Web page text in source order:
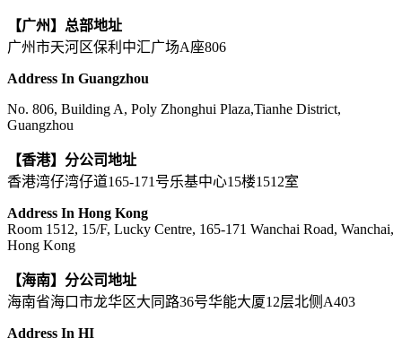
【广州】总部地址
广州市天河区保利中汇广场A座806
Address In Guangzhou
No. 806, Building A, Poly Zhonghui Plaza,Tianhe District,
Guangzhou
【香港】分公司地址
香港湾仔湾仔道165-171号乐基中心15楼1512室
Address In Hong Kong
Room 1512, 15/F, Lucky Centre, 165-171 Wanchai Road, Wanchai,
Hong Kong
【海南】分公司地址
海南省海口市龙华区大同路36号华能大厦12层北侧A403
Address In HI